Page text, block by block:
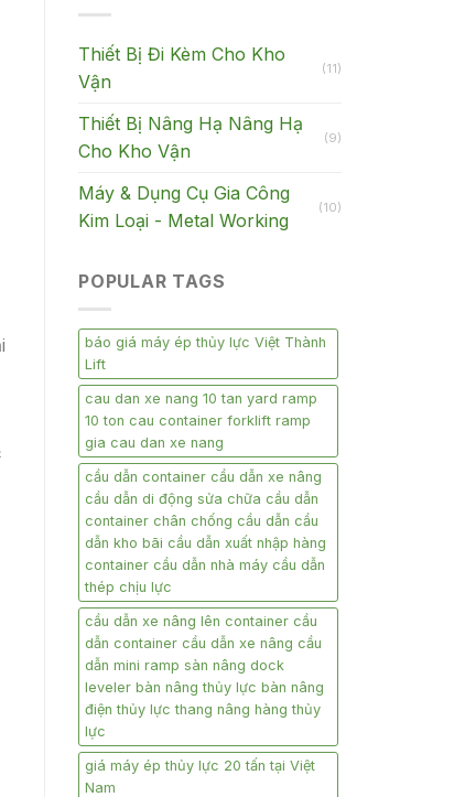
Thiết Bị Đi Kèm Cho Kho
Vận
(11)
Thiết Bị Nâng Hạ Nâng Hạ
Cho Kho Vận
(9)
Máy & Dụng Cụ Gia Công
Kim Loại - Metal Working
(10)
POPULAR TAGS
báo giá máy ép thủy lực Việt Thành
Lift
cau dan xe nang 10 tan yard ramp
10 ton cau container forklift ramp
gia cau dan xe nang
cầu dẫn container cầu dẫn xe nâng
cầu dẫn di động sửa chữa cầu dẫn
container chân chống cầu dẫn cầu
dẫn kho bãi cầu dẫn xuất nhập hàng
container cầu dẫn nhà máy cầu dẫn
thép chịu lực
cầu dẫn xe nâng lên container cầu
dẫn container cầu dẫn xe nâng cầu
dẫn mini ramp sàn nâng dock
leveler bàn nâng thủy lực bàn nâng
điện thủy lực thang nâng hàng thủy
lực
giá máy ép thủy lực 20 tấn tại Việt
Nam